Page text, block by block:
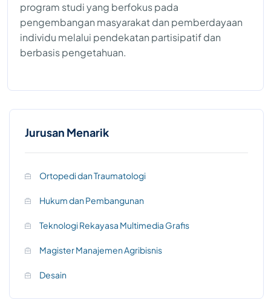
program studi yang berfokus pada
pengembangan masyarakat dan pemberdayaan
individu melalui pendekatan partisipatif dan
berbasis pengetahuan.
Jurusan Menarik
Ortopedi dan Traumatologi
Hukum dan Pembangunan
Teknologi Rekayasa Multimedia Grafis
Magister Manajemen Agribisnis
Desain